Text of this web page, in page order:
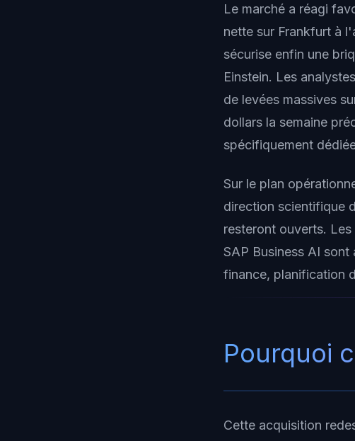
Le marché a réagi
nette sur Frankfurt à
sécurise enfin une
Einstein. Les
de levées massives
dollars la semaine
spécifiquement
Sur le plan
direction scientifique
resteront ouverts.
SAP Business AI
finance, planification
Pourquoi
Cette acquisition